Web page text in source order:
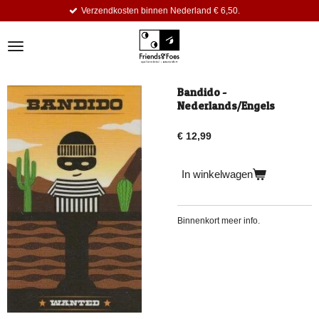
de
Verzendkosten binnen Nederland € 6,50.
Bandido -
Nederlands/Engels
€ 12,99
In winkelwagen
Binnenkort meer info.